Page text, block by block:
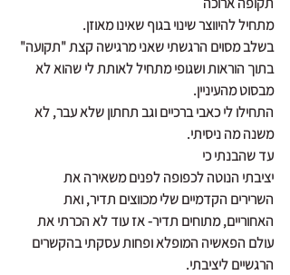
מתחיל להיווצר שינוי בגוף שאינו מאוזן.
בשלב מסוים הרגשתי שאני מרגישה קצת "תקועה"
בתוך הוראות ושגופי מתחיל לאותת לי שהוא לא
מבסוט מהעיניין.
התחילו לי כאבי ברכיים וגב תחתון שלא עבר, לא
משנה מה ניסיתי.
עד שהבנתי כי
יציבתי הנוטה לכפופה לפנים משאירה את
השרירים הקדמיים שלי מכווצים תדיר, ואת
האחוריים, מתוחים תדיר- אז עוד לא הכרתי את
עולם הפאשיה המופלא ופחות עסקתי בהקשרים
הרגשיים ליציבתי.